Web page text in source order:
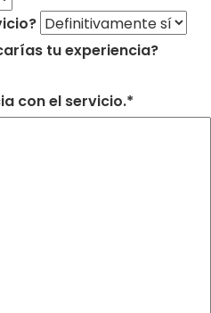
tu experiencia?
con el servicio.*